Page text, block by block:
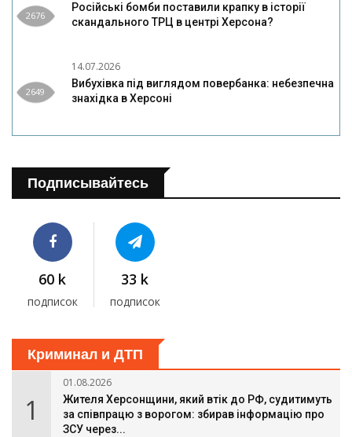
2676
Російські бомби поставили крапку в історії
скандального ТРЦ в центрі Херсона?
2649
14.07.2026
Вибухівка під виглядом повербанка: небезпечна
знахідка в Херсоні
Подписывайтесь
60 k
подписок
33 k
подписок
Криминал и ДТП
1
01.08.2026
Жителя Херсонщини, який втік до РФ, судитимуть
за співпрацю з ворогом: збирав інформацію про
ЗСУ через...